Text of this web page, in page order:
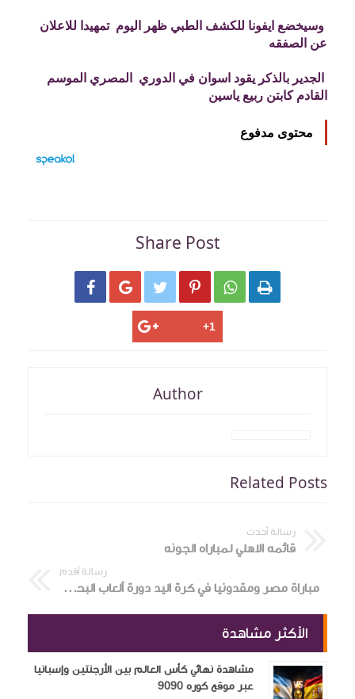
وسيخضع ايفونا للكشف الطبي ظهر اليوم تمهيدا للاعلان
عن الصفقه
الجدير بالذكر يقود اسوان في الدوري المصري الموسم
القادم كابتن ربيع ياسين
محتوى مدفوع
Share Post
     
Author
Related Posts
رسالة أحدث
قائمه الاهلي لمباراه الجونه
رسالة أقدم
مباراة مصر ومقدونيا في كرة اليد دورة ألعاب البحر الأبيض المتوسط
الأكثر مشاهدة
مشاهدة نهائي كأس العالم بين الأرجنتين وإسبانيا
عبر موقع كوره 9090